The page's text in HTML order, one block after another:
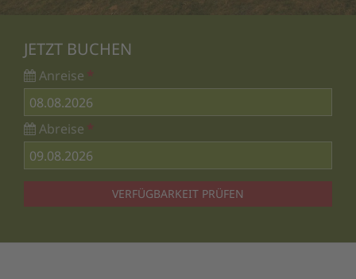
JETZT BUCHEN
Anreise
Abreise
VERFÜGBARKEIT PRÜFEN